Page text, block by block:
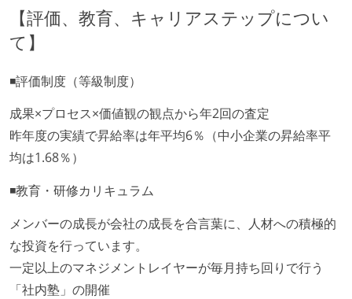
【評価、教育、キャリアステップについ
て】
◾️評価制度（等級制度）
成果×プロセス×価値観の観点から年2回の査定
昨年度の実績で昇給率は年平均6％（中小企業の昇給率平
均は1.68％）
◾️教育・研修カリキュラム
メンバーの成長が会社の成長を合言葉に、人材への積極的
な投資を行っています。
一定以上のマネジメントレイヤーが毎月持ち回りで行う
「社内塾」の開催